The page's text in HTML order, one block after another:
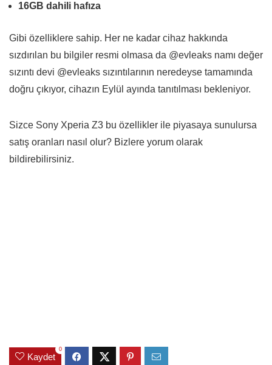
16GB dahili hafıza
Gibi özelliklere sahip. Her ne kadar cihaz hakkında
sızdırılan bu bilgiler resmi olmasa da @evleaks namı değer
sızıntı devi @evleaks sızıntılarının neredeyse tamamında
doğru çıkıyor, cihazın Eylül ayında tanıtılması bekleniyor.
Sizce Sony Xperia Z3 bu özellikler ile piyasaya sunulursa
satış oranları nasıl olur? Bizlere yorum olarak
bildirebilirsiniz.
Kaydet
0